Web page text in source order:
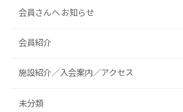
会員さんへ お知らせ
会員紹介
施設紹介／入会案内／アクセス
未分類